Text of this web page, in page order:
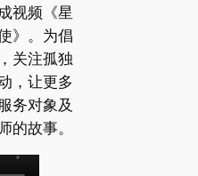
视频《星
》。为倡
关注孤独
，让更多
务对象及
的故事。